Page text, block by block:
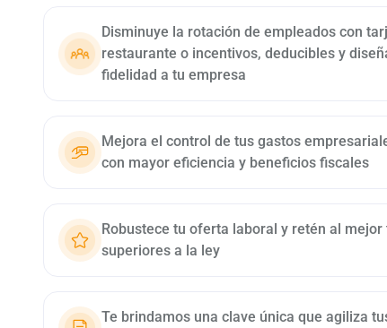
Disminuye la rotación de empleados con
restaurante o incentivos, deducibles y
fidelidad a tu empresa
Mejora el control de tus gastos
con mayor eficiencia y beneficios fiscales
Robustece tu oferta laboral y retén al
superiores a la ley
Te brindamos una clave única que agiliza